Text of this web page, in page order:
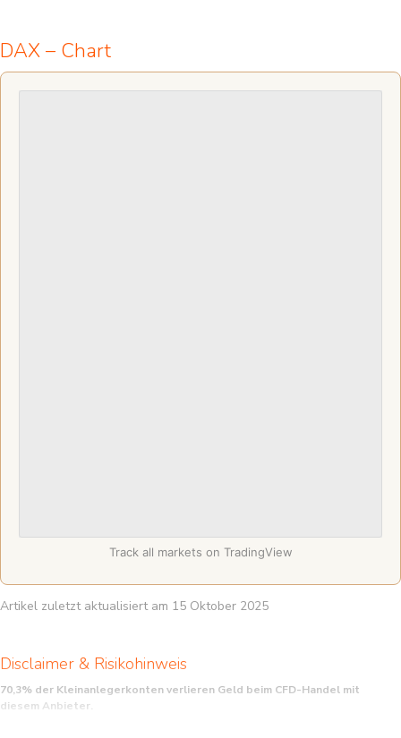
DAX – Chart
Track all markets on TradingView
Artikel zuletzt aktualisiert am 15 Oktober 2025
Disclaimer & Risikohinweis
70,3% der Kleinanlegerkonten verlieren Geld beim CFD-Handel mit
diesem Anbieter.